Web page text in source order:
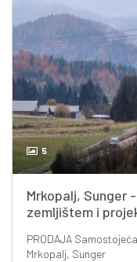
5
Mrkopalj, Sunger
zemljištem i
PRODAJASamostojeća
Mrkopalj, Sunger